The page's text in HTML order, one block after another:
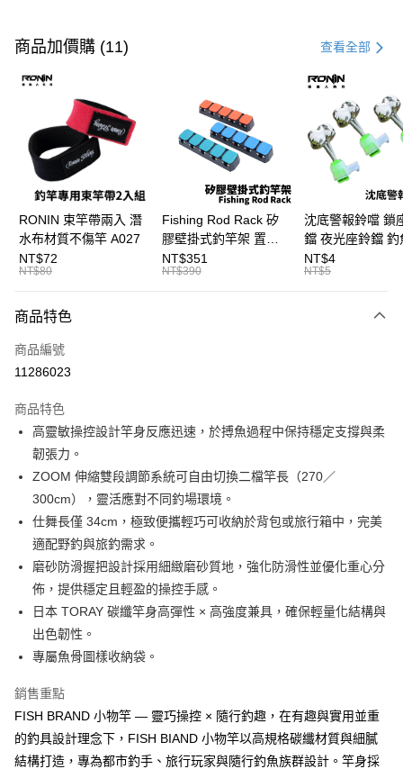
信用卡一次付款
信用卡分期付款
3 期 0 利率 每期 21家銀行
合作金庫商業銀行
第一商業銀行
華南商業銀行
彰化商業銀行
上海商業儲蓄銀行
台北富邦商業銀行
國泰世華商業銀行
兆豐國際商業銀行
臺灣中小企業銀行
台中商業銀行
匯豐（台灣）商業銀行
華泰商業銀行
聯邦商業銀行
遠東國際商業銀行
元大商業銀行
台灣樂天信用卡公司
Apple Pay
街口支付
大哥付你分期
相關說明
2.付款方式選擇「大哥付你分期」，訂單成立後會自動跳轉到大哥付的交易
成交易。
4.訂單成立30分鐘內，如未前往確認交易或遇審核未通過，訂單將自動取
法說明評估內容。
【繳款方式說明】
1.分期款項不併入電信帳單，「大哥付你分期」於每月結算日後寄送繳費提
醒簡訊。
2.透過簡訊連結打開帳單後，可選擇「超商條碼／台灣大直營門市／銀行轉
帳／街口支付／iPASS MONEY」等通路繳費。
【注意事項】
1.本服務係由「台灣大哥大股份有限公司」（以下簡稱本公司）所提供，讓
用戶於交易時，得透過本服務購買商品或服務，並由商店將買賣／分期付款
買賣價金債權讓與本公司後，依約使用本公司帳單繳交帳款。
2.基於同意付款使用「大哥付你分期」之契約關係目的，商店將以您的個人
資料（包含姓名、電話或地址）提供予台灣大哥大進項蒐集、處理及利用，
3.完整用戶服務條款，請詳閱以下連結：
相關說明
AFTEE先享後付是「在收到商品之後才付款」的支付方式。 讓您購物簡單
便利好安心！
２．便利：只要手機號碼，簡訊認證，即可結帳。
【「AFTEE先享後付」結帳流程】
１．於結帳方式選擇「AFTEE先享後付」後，將跳轉至「AFTEE先享後付」
結帳頁面，進行簡訊認證並確認金額後，即可完成結帳。
２．訂單成立數日內，您將收到繳費通知簡訊。
３．收到繳費通知簡訊後14天內，點擊此簡訊中的連結，可透過四大超商／
※ 請注意：結帳手續完成當下不需立刻繳費，但若您需要取消訂單，請聯絡
購買商品的店家。未經商家同意取消之訂單仍視為有效，需透過AFTEE先享
後付繳納相關費用。
※ 交易是否成功請以「AFTEE先享後付 」之結帳頁面顯示為準，若有關於
是否繳費成功／繳費後需取消欲退款等相關疑問，請聯繫「AFTEE先享後付
客戶支援中心」
【注意事項】
易，需依本服務之必要範圍內提供個人資料，並將交易相關給付款項請求債
權轉讓予恩沛科技股份有限公司。
https://aftee.tw/terms/#terms3
３．未成年的使用者請事先徵得法定代理人或監護人之同意方可使用
ATM付款
運送方式
一般宅配（門市自取請勿下單，請聯繫客服）
每筆NT$100，滿NT$2,000(含以上)免運費
離島一般宅配
每筆NT$200，滿NT$2,000(含以上)免運費
貨到付款（門市自取請勿下單，請聯繫客服）
每筆NT$200，滿NT$3,000(含以上)免運費
國家/地區配送(**下單前請私訊客服確認實際運費(運費另
計)，訂單才得以成立**)
商品加價購 (11) 查看全部
RONIN 束竿帶兩入 潛
水布材質不傷竿 A027
NT$72
NT$80
Fishing Rod Rack 矽
膠壁掛式釣竿架 置竿
架 壁鎖式竿架 釣竿展
示架 T1086
NT$351
NT$390
沈底警報鈴噹 鎖
鐺 夜光座鈴鐺 釣
鐺 沉底鈴鐺 1入 可插
Ø4.5x37mm夜光
NT$4
NT$5
商品特色
商品編號
11286023
商品特色
高靈敏操控設計竿身反應迅速，於搏魚過程中保持穩定支撐與柔
韌張力。
ZOOM 伸縮雙段調節系統可自由切換二檔竿長（270／
300cm），靈活應對不同釣場環境。
仕舞長僅 34cm，極致便攜輕巧可收納於背包或旅行箱中，完美
適配野釣與旅釣需求。
磨砂防滑握把設計採用細緻磨砂質地，強化防滑性並優化重心分
佈，提供穩定且輕盈的操控手感。
日本 TORAY 碳纖竿身高彈性 × 高強度兼具，確保輕量化結構與
出色韌性。
專屬魚骨圖樣收納袋。
銷售重點
FISH BRAND 小物竿 — 靈巧操控 × 隨行釣趣，在有趣與實用並重
的釣具設計理念下，FISH BIAND 小物竿以高規格碳纖材質與細膩
結構打造，專為都市釣手、旅行玩家與隨行釣魚族群設計。竿身採